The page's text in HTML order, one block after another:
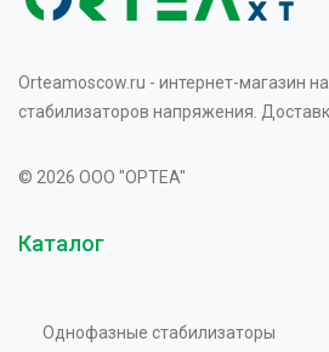
Orteamoscow.ru - интернет-магазин
стабилизаторов напряжения.
© 2026 OOO "OPTEA"
Каталог
Однофазные стабилизаторы